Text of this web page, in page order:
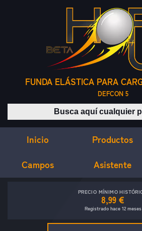
FUNDA ELÁSTICA PARA
DEFCON 5
Buscar
Inicio Productos
Campos Asistente
PRECIO MÍNIMO
8,99 €
Registrado hace 12 meses